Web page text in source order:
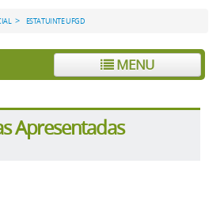
> ESTATUINTE UFGD
MENU
Apresentadas